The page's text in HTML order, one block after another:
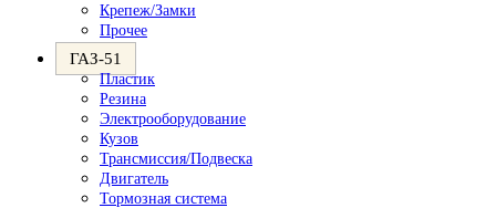
Крепеж/Замки
Прочее
ГАЗ-51
Пластик
Резина
Электрооборудование
Кузов
Трансмиссия/Подвеска
Двигатель
Тормозная система